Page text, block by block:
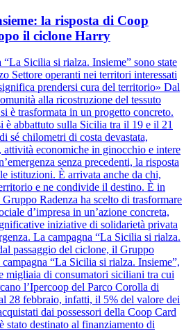
la risposta di Coop
il ciclone Harry
Sicilia si rialza. Insieme” sono state
Settore operanti nei territori interessati
prendersi cura del territorio» Dal
alla ricostruzione del tessuto
è trasformata in un progetto concreto.
abbattuto sulla Sicilia tra il 19 e il 21
sé chilometri di costa devastata,
attività economiche in ginocchio e intere
senza precedenti, la risposta
istituzioni. È arrivata anche da chi,
e ne condivide il destino. È in
Radenza ha scelto di trasformare
d’impresa in un’azione concreta,
iniziative di solidarietà privata
La campagna “La Sicilia si rialza.
passaggio del ciclone, il Gruppo
“La Sicilia si rialza. Insieme”,
migliaia di consumatori siciliani tra cui
l’Ipercoop del Parco Corolla di
28 febbraio, infatti, il 5% del valore dei
dai possessori della Coop Card
stato destinato al finanziamento di